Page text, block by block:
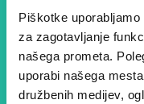
Piškotke
za zagotavljanje
našega prometa.
uporabi našega
družbenih medijev,
Dogodki,
evropske
– prijavite